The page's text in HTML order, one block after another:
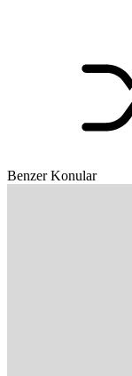
Benzer Konular